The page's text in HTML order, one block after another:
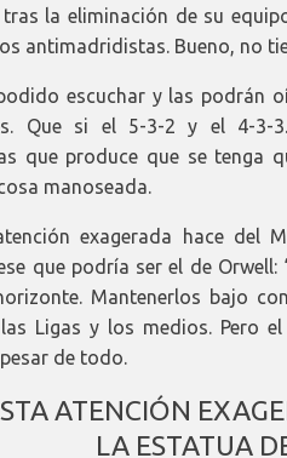
la eliminación de su
antimadridistas. Bueno, no
escuchar y las podrán
Que si el 5-3-2 y el 4-3-
que produce que se tenga
manoseada.
exagerada hace del
que podría ser el de
Mantenerlos bajo
Ligas y los medios. Pero
de todo.
ATENCIÓN
LA ESTATUA